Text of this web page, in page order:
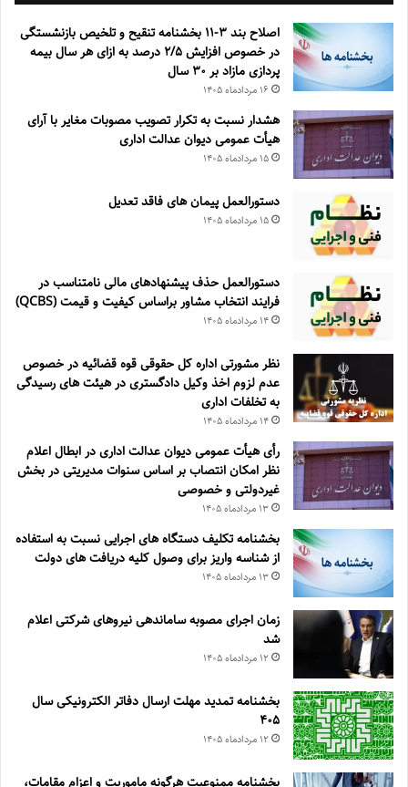
اصلاح بند ۳‏-۱۱ بخشنامه تنقیح و تلخیص بازنشستگی
در خصوص افزایش ۵‏‏‏‏‏‏‏‏‏/۲ درصد به ازای هر سال بیمه
پردازی مازاد بر ۳۰‏ سال
۱۶ مرداد‌ماه ۱۴۰۵
هشدار نسبت به تکرار تصویب مصوبات مغایر با آرای
هیأت عمومی دیوان عدالت اداری
۱۵ مرداد‌ماه ۱۴۰۵
دستورالعمل پیمان های فاقد تعدیل
۱۵ مرداد‌ماه ۱۴۰۵
دستورالعمل حذف پيشنهادهای مالی نامتناسب در
فرايند انتخاب مشاور براساس كيفيت و قيمت (QCBS)
۱۴ مرداد‌ماه ۱۴۰۵
نظر مشورتی اداره کل حقوقی قوه قضائیه در خصوص
عدم لزوم اخذ وکیل دادگستری در هیئت های رسیدگی
به تخلفات اداری
۱۴ مرداد‌ماه ۱۴۰۵
رأی هیأت عمومی دیوان عدالت اداری در ابطال اعلام
نظر امکان انتصاب بر اساس سنوات مدیریتی در بخش
غیردولتی و خصوصی
۱۳ مرداد‌ماه ۱۴۰۵
بخشنامه تکلیف دستگاه های اجرایی نسبت به استفاده
از شناسه واریز برای وصول کلیه دریافت های دولت
۱۳ مرداد‌ماه ۱۴۰۵
زمان اجرای مصوبه ساماندهی نیروهای شرکتی اعلام
شد
۱۲ مرداد‌ماه ۱۴۰۵
بخشنامه تمدید مهلت ارسال دفاتر الکترونیکی سال
۴۰۵
۱۲ مرداد‌ماه ۱۴۰۵
بخشنامه ممنوعیت هرگونه ماموریت و اعزام مقامات،